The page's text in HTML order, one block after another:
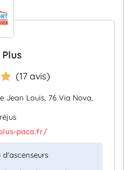
(17 avis)
Jean Louis, 76 Via Nova,
paca.fr/